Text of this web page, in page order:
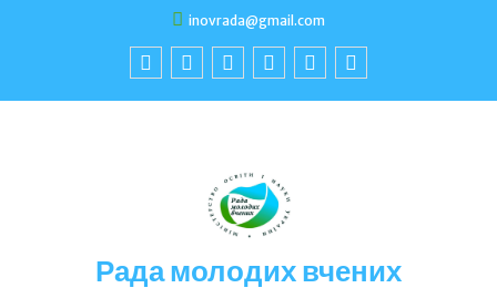
inovrada@gmail.com
Рада молодих вчених